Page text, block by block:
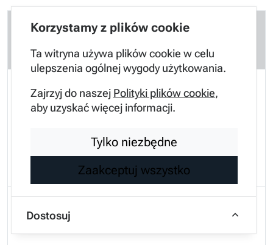
Korzystamy z plików cookie
Ta witryna używa plików cookie w celu
ulepszenia ogólnej wygody użytkowania.
Zajrzyj do naszej Polityki plików cookie,
aby uzyskać więcej informacji.
Tylko niezbędne
Zaakceptuj wszystko
Dostosuj
Czy subwoofer pod fotel wymaga
osobnego wzmacniacza
Większość modeli dostępnych na rynku to
konstrukcje aktywne co oznacza że
dopasowany wzmacniacz wewnątrz
rozładuje akumulator